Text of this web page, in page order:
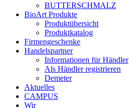
BUTTERSCHMALZ
BioArt Produkte
Produktübersicht
Produktkatalog
Firmengeschenke
Handelspartner
Informationen für Händler
Als Händler registrieren
Demeter
Aktuelles
CAMPUS
Wir